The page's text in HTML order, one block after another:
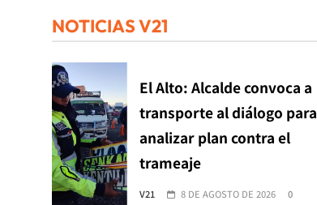
NOTICIAS V21
El Alto: Alcalde convoca a
transporte al diálogo para
analizar plan contra el
trameaje
V21 8 DE AGOSTO DE 2026 0